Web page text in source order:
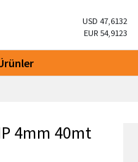
USD 47,6132
EUR 54,9123
4mm 40mt